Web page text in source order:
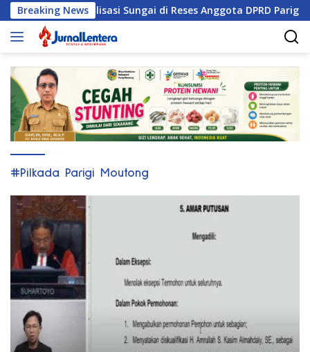
Langsung
ke
konten
Breaking News
Normalisasi Sungai di Reses Anggota DPRD Parigi
#Pilkada Parigi Moutong